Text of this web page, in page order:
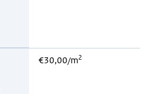
€30,00/m2